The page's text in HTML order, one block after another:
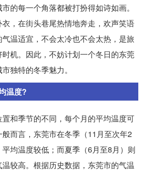
的每一个角落都被打扮得如诗如画。
，在街头巷尾热情地奔走，欢声笑语
温适宜，不会太冷也不会太热，是旅
机。因此，不妨计划一个冬日的东莞
独特的冬季魅力。
温度?
和季节的不同，每个月的平均温度可
而言，东莞市在冬季（11月至次年2
均温度较低；而夏季（6月至8月）则
较高。根据历史数据，东莞市的气温